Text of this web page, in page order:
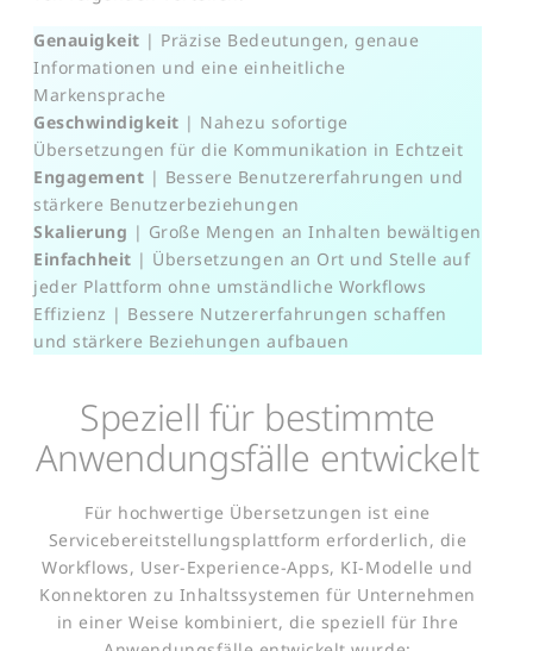
Genauigkeit | Präzise Bedeutungen, genaue
Informationen und eine einheitliche
Markensprache
Geschwindigkeit | Nahezu sofortige
Übersetzungen für die Kommunikation in Echtzeit
Engagement | Bessere Benutzererfahrungen und
stärkere Benutzerbeziehungen
Skalierung | Große Mengen an Inhalten bewältigen
Einfachheit | Übersetzungen an Ort und Stelle auf
jeder Plattform ohne umständliche Workflows
Effizienz | Bessere Nutzererfahrungen schaffen
und stärkere Beziehungen aufbauen
Speziell für bestimmte
Anwendungsfälle entwickelt
Für hochwertige Übersetzungen ist eine
Servicebereitstellungsplattform erforderlich, die
Workflows, User-Experience-Apps, KI-Modelle und
Konnektoren zu Inhaltssystemen für Unternehmen
in einer Weise kombiniert, die speziell für Ihre